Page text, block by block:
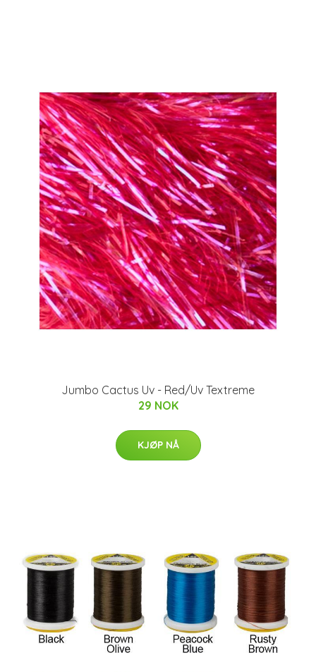
Jumbo Cactus Uv - Red/Uv Textreme
29 NOK
KJØP NÅ